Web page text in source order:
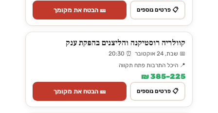
📋 פרטים נוספים 🎫 הבטח את מקומך
קוולריה רוסטיקנה והליצנים בהפקת ענק
📅 שבת, 24 אוקטובר ⏰ 20:30
📍 היכל התרבות פתח תקווה
225–385 ₪
📋 פרטים נוספים 🎫 הבטח את מקומך